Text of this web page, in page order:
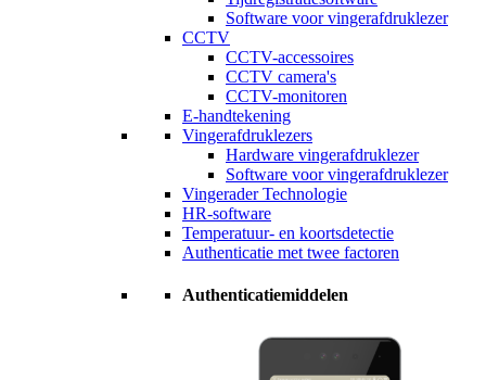
Software voor vingerafdruklezer
CCTV
CCTV-accessoires
CCTV camera's
CCTV-monitoren
E-handtekening
Vingerafdruklezers
Hardware vingerafdruklezer
Software voor vingerafdruklezer
Vingerader Technologie
HR-software
Temperatuur- en koortsdetectie
Authenticatie met twee factoren
Authenticatiemiddelen